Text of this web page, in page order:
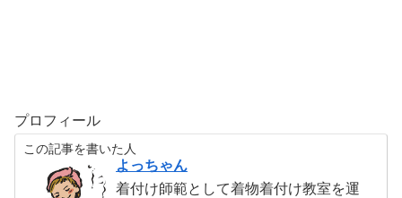
プロフィール
この記事を書いた人
よっちゃん
着付け師範として着物着付け教室を運